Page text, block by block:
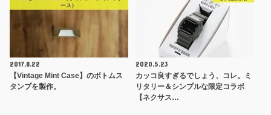
ース）
2017.8.22
【Vintage Mint Case】のボトムス
タンプを製作。
2020.5.23
カッコ良すぎるでしょう、コレ。ミ
リタリー＆シンプルな限定コラボ
【ネクサス…